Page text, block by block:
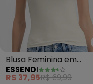
Blusa Feminina em
Cotton (Natural)
ESSENDI
R$ 37,95R$ 69,99